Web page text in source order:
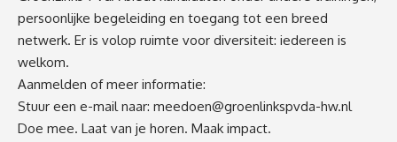
persoonlijke begeleiding en toegang tot een breed
netwerk. Er is volop ruimte voor diversiteit: iedereen is
welkom.
Aanmelden of meer informatie:
Stuur een e-mail naar: meedoen@groenlinkspvda-hw.nl
Doe mee. Laat van je horen. Maak impact.